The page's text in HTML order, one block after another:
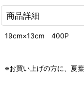
商品詳細
19cm×13cm 400P
※お買い上げの方に、夏